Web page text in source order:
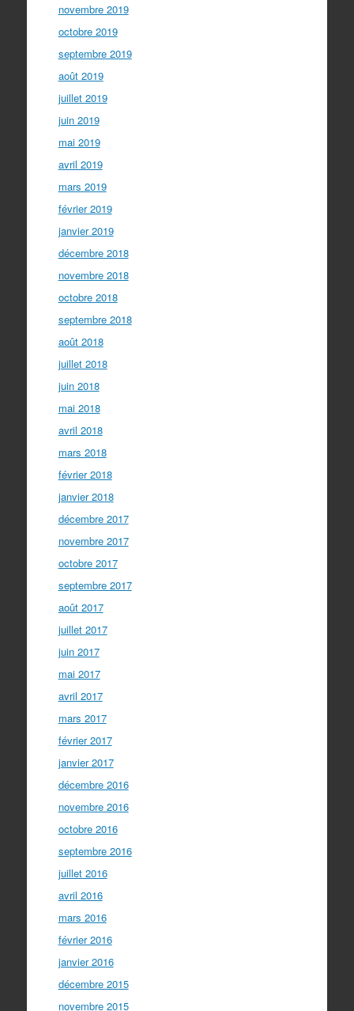
novembre 2019
octobre 2019
septembre 2019
août 2019
juillet 2019
juin 2019
mai 2019
avril 2019
mars 2019
février 2019
janvier 2019
décembre 2018
novembre 2018
octobre 2018
septembre 2018
août 2018
juillet 2018
juin 2018
mai 2018
avril 2018
mars 2018
février 2018
janvier 2018
décembre 2017
novembre 2017
octobre 2017
septembre 2017
août 2017
juillet 2017
juin 2017
mai 2017
avril 2017
mars 2017
février 2017
janvier 2017
décembre 2016
novembre 2016
octobre 2016
septembre 2016
juillet 2016
avril 2016
mars 2016
février 2016
janvier 2016
décembre 2015
novembre 2015